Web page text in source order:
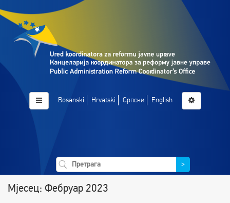
Bosanski Hrvatski Српски English
>
Мјесец: Фебруар 2023